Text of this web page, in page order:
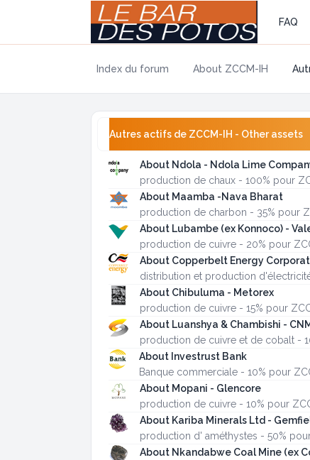
FAQ
Index du forum About ZCCM-IH
Autres actifs de ZCCM-IH - Other assets
About Ndola - Ndola Lime
production de chaux - 100% pour
About Maamba -Nava Bharat
production de charbon - 35% pour
About Lubambe (ex Konnoco) -
production de cuivre - 20% pour
About Copperbelt Energy
distribution et production
About Chibuluma - Metorex
production de cuivre - 15% pour
About Luanshya & Chambishi -
production de cuivre et de cobalt -
About Investrust Bank
Banque commerciale - 10% pour
About Mopani - Glencore
production de cuivre - 10% pour
About Kariba Minerals Ltd -
production d' améthystes - 50%
About Nkandabwe Coal Mine (ex